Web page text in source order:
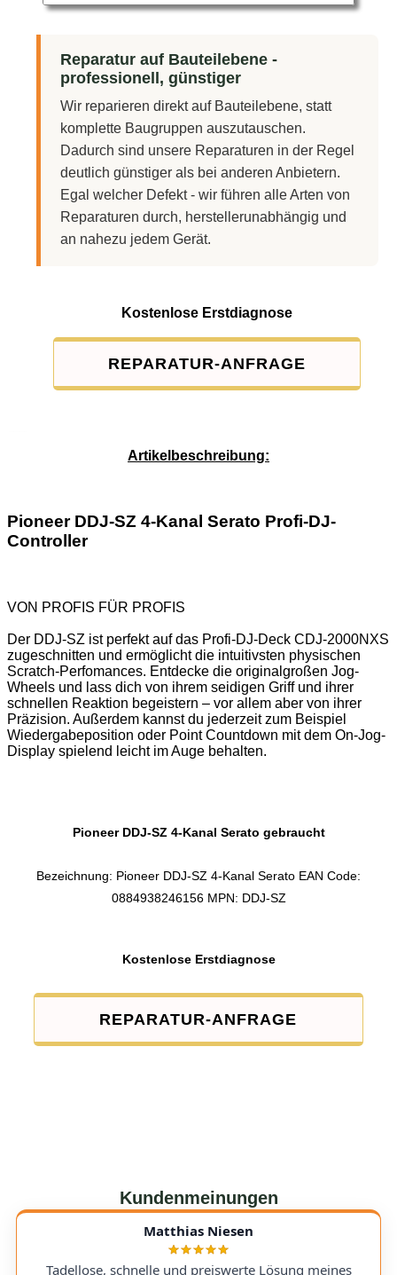
Reparatur auf Bauteilebene -
professionell, günstiger
Wir reparieren direkt auf Bauteilebene, statt
komplette Baugruppen auszutauschen.
Dadurch sind unsere Reparaturen in der Regel
deutlich günstiger als bei anderen Anbietern.
Egal welcher Defekt - wir führen alle Arten von
Reparaturen durch, herstellerunabhängig und
an nahezu jedem Gerät.
Kostenlose Erstdiagnose
REPARATUR-ANFRAGE
Artikelbeschreibung:
Pioneer DDJ-SZ 4-Kanal Serato Profi-DJ-
Controller
VON PROFIS FÜR PROFIS
Der DDJ-SZ ist perfekt auf das Profi-DJ-Deck CDJ-2000NXS
zugeschnitten und ermöglicht die intuitivsten physischen
Scratch-Perfomances. Entdecke die originalgroßen Jog-
Wheels und lass dich von ihrem seidigen Griff und ihrer
schnellen Reaktion begeistern – vor allem aber von ihrer
Präzision. Außerdem kannst du jederzeit zum Beispiel
Wiedergabeposition oder Point Countdown mit dem On-Jog-
Display spielend leicht im Auge behalten.
Pioneer DDJ-SZ 4-Kanal Serato gebraucht
Bezeichnung: Pioneer DDJ-SZ 4-Kanal Serato EAN Code:
0884938246156 MPN: DDJ-SZ
Kostenlose Erstdiagnose
REPARATUR-ANFRAGE
Kundenmeinungen
Matthias Niesen
Tadellose, schnelle und preiswerte Lösung meines